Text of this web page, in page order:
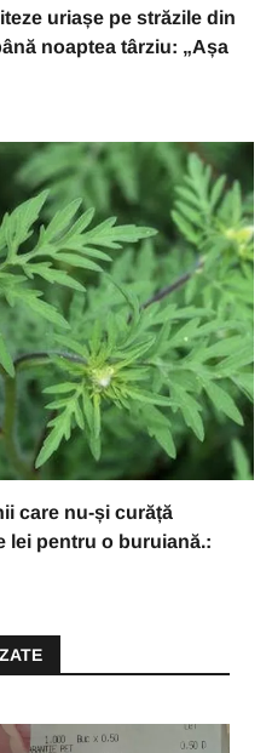
uriașe pe străzile din
noaptea târziu: „Așa
care nu-și curăță
lei pentru o buruiană.: